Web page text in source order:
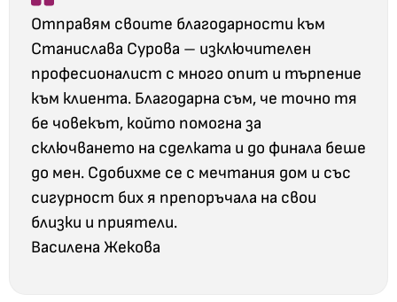
Отправям своите благодарности към
Станислава Сурова – изключителен
професионалист с много опит и търпение
към клиента. Благодарна съм, че точно тя
бе човекът, който помогна за
сключването на сделката и до финала беше
до мен. Сдобихме се с мечтания дом и със
сигурност бих я препоръчала на свои
близки и приятели.
Василена Жекова